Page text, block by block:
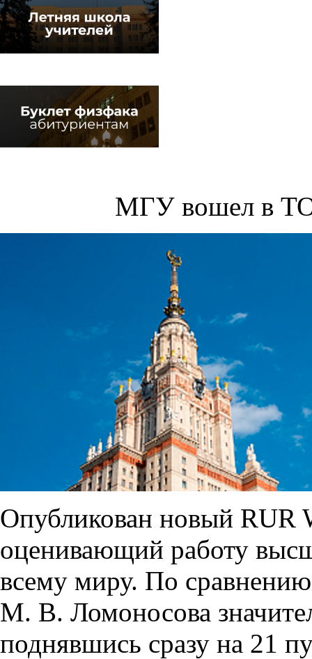
МГУ вошел в
Опубликован новый RUR
оценивающий работу
всему миру. По
М. В. Ломоносова
поднявшись сразу на 21